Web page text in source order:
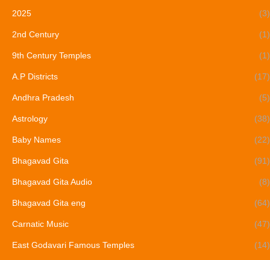
2025 (3)
2nd Century (1)
9th Century Temples (1)
A.P Districts (17)
Andhra Pradesh (5)
Astrology (38)
Baby Names (22)
Bhagavad Gita (91)
Bhagavad Gita Audio (8)
Bhagavad Gita eng (64)
Carnatic Music (47)
East Godavari Famous Temples (14)